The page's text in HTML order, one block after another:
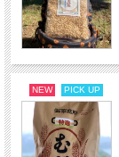
NEW PICK UP